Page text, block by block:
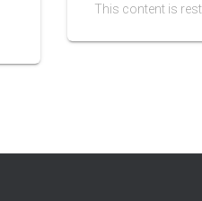
This content is